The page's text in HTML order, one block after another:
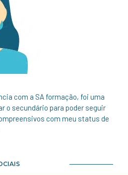
com a SA formação, foi uma
o secundário para poder seguir
com meu status de